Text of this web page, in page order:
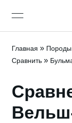
open
Главная » Породы
Сравнить »